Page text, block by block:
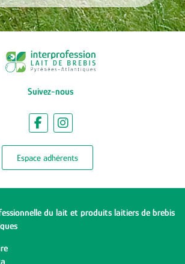
Suivez-nous
Espace adhérents
du lait et produits laitiers de brebis